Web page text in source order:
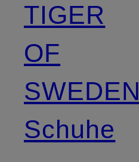
TIGER
OF
SWEDEN
Schuhe